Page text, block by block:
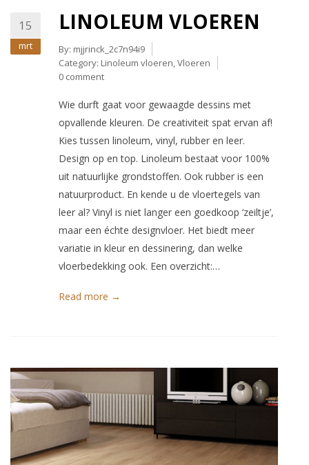
15
mrt
LINOLEUM VLOEREN
By: mjjrinck_2c7n94i9
Category: Linoleum vloeren,Vloeren
0 comment
Wie durft gaat voor gewaagde dessins met
opvallende kleuren. De creativiteit spat ervan af!
Kies tussen linoleum, vinyl, rubber en leer.
Design op en top. Linoleum bestaat voor 100%
uit natuurlijke grondstoffen. Ook rubber is een
natuurproduct. En kende u de vloertegels van
leer al? Vinyl is niet langer een goedkoop ‘zeiltje’,
maar een échte designvloer. Het biedt meer
variatie in kleur en dessinering, dan welke
vloerbedekking ook. Een overzicht:…
Read more →